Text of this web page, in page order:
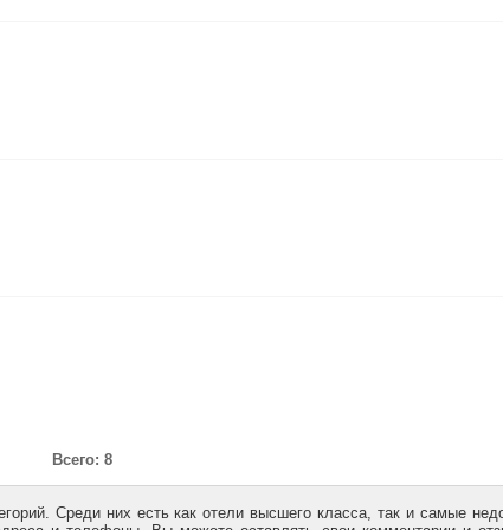
Всего: 8
Среди них есть как отели высшего класса, так и самые